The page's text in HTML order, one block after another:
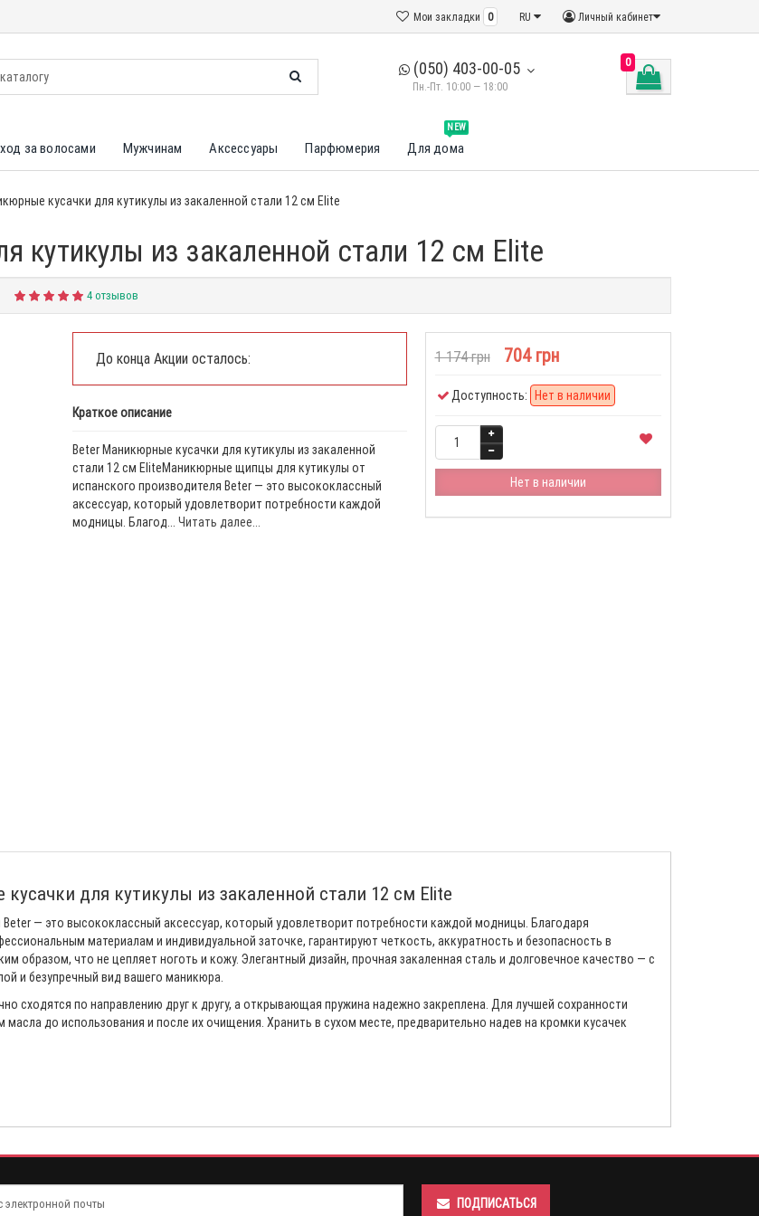
Личный кабинет
RU
Мои закладки 0
(050) 403-00-05
Пн.-Пт. 10:00 — 18:00
0
за волосами Мужчинам Аксессуары Парфюмерия
NEW
Для дома
кусачки для кутикулы из закаленной стали 12 см Elite
кутикулы из закаленной стали 12 см Elite
4 отзывов
До конца Акции осталось:
Краткое описание
Beter Маникюрные кусачки для кутикулы из закаленной
стали 12 см EliteМаникюрные щипцы для кутикулы от
испанского производителя Beter — это высококлассный
аксессуар, который удовлетворит потребности каждой
модницы. Благод... Читать далее...
1 174 грн 704 грн
Доступность: Нет в наличии
Нет в наличии
для кутикулы из закаленной стали 12 см Elite
— это высококлассный аксессуар, который удовлетворит потребности каждой модницы. Благодаря
материалам и индивидуальной заточке, гарантируют четкость, аккуратность и безопасность в
образом, что не цепляет ноготь и кожу. Элегантный дизайн, прочная закаленная сталь и долговечное качество — с
и безупречный вид вашего маникюра.
сходятся по направлению друг к другу, а открывающая пружина надежно закреплена. Для лучшей сохранности
до использования и после их очищения. Хранить в сухом месте, предварительно надев на кромки кусачек
ПОДПИСАТЬСЯ